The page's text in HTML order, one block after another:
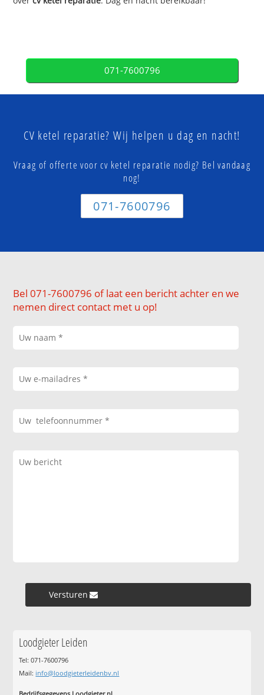
071-7600796
CV ketel reparatie? Wij helpen u dag en nacht!
Vraag of offerte voor cv ketel reparatie nodig? Bel vandaag
nog!
071-7600796
Bel 071-7600796 of laat een bericht achter en we
nemen direct contact met u op!
Versturen »
Loodgieter Leiden
Tel: 071-7600796
Mail: info@loodgieterleidenbv.nl